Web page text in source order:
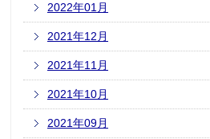
2022年01月
2021年12月
2021年11月
2021年10月
2021年09月